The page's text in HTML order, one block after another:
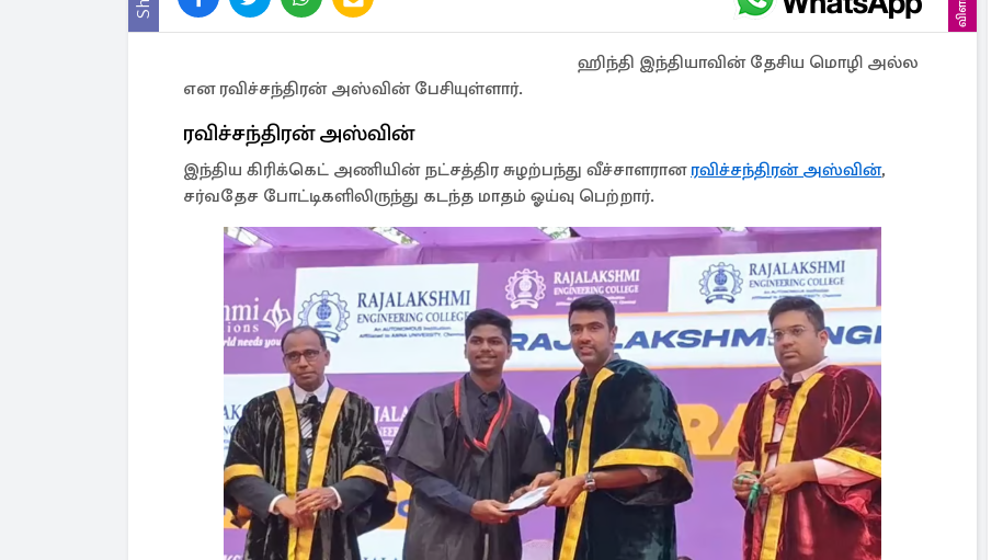
ஹிந்தி இந்தியாவின் தேசிய மொழி அல்ல
என ரவிச்சந்திரன் அஸ்வின் பேசியுள்ளார்.
ரவிச்சந்திரன் அஸ்வின்
இந்திய கிரிக்கெட் அணியின் நட்சத்திர சுழற்பந்து வீச்சாளரான ரவிச்சந்திரன் அஸ்வின்,
சர்வதேச போட்டிகளிலிருந்து கடந்த மாதம் ஓய்வு பெற்றார்.